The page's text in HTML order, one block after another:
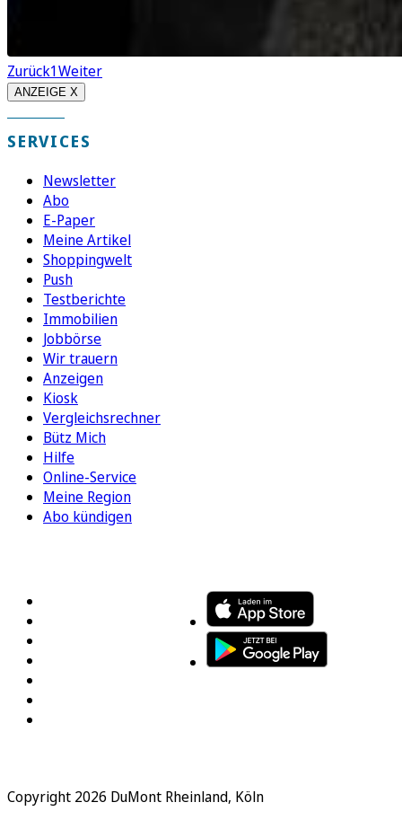
Zurück1Weiter
ANZEIGE X
SERVICES
Newsletter
Abo
E-Paper
Meine Artikel
Shoppingwelt
Push
Testberichte
Immobilien
Jobbörse
Wir trauern
Anzeigen
Kiosk
Vergleichsrechner
Bütz Mich
Hilfe
Online-Service
Meine Region
Abo kündigen
Copyright 2026 DuMont Rheinland, Köln